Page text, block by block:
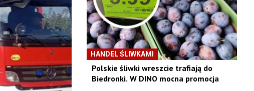
HANDEL ŚLIWKAMI
Polskie śliwki wreszcie trafiają do
Biedronki. W DINO mocna promocja